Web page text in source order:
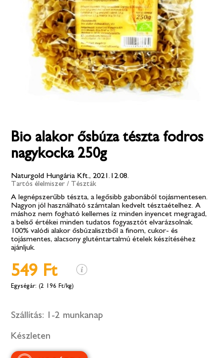
Bio alakor ősbúza tészta fodros
nagykocka 250g
Naturgold Hungária Kft., 2021.12.08.
Tartós élelmiszer / Tészták
A legnépszerűbb tészta, a legősibb gabonából tojásmentesen.
Nagyon jól használható számtalan kedvelt tésztaételhez. A
máshoz nem fogható kellemes íz minden ínyencet megragad,
a belső értékei minden tudatos fogyasztót elvarázsolnak.
100% valódi alakor ősbúzalisztből a finom, cukor- és
tojásmentes, alacsony gluténtartalmú ételek készítéséhez
ajánljuk.
549 Ft
(2 196 Ft/kg)
Szállítás: 1-2 munkanap
Készleten